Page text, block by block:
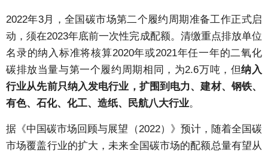
2022年3月，全国碳市场第二个履约周期准备工作正式启
动，须在2023年底前一次性完成配额。清缴重点排放单位
名录的纳入标准将核算2020年或2021年任一年的二氧化
碳排放当量与第一个履约周期相同，为2.6万吨，但纳入
行业从先前只纳入发电行业，扩围到电力、建材、钢铁、
有色、石化、化工、造纸、民航八大行业。
据《中国碳市场回顾与展望（2022）》预计，随着全国碳
市场覆盖行业的扩大，未来全国碳市场的配额总量有望从